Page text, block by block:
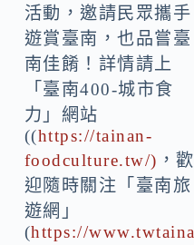
活動，邀請民眾攜手
遊賞臺南，也品嘗臺
南佳餚！詳情請上
「臺南400-城市食
力」網站
((https://tainan-
foodculture.tw/) ，歡
迎隨時關注「臺南旅
遊網」
(https://www.twtaina